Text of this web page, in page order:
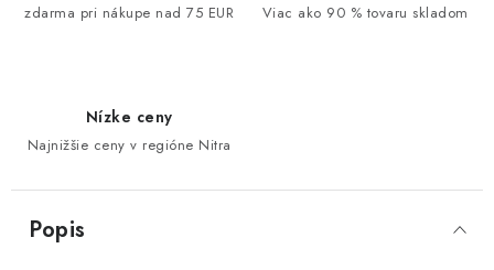
zdarma pri nákupe nad 75 EUR Viac ako 90 % tovaru skladom
Nízke ceny
Najnižšie ceny v regióne Nitra
Popis